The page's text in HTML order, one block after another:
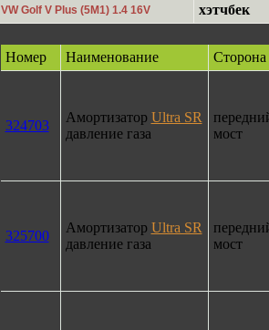
VW Golf V Plus (5M1) 1.4 16V хэтчбек
Номер Наименование Сторона
324703
Амортизатор Ultra SR
давление газа
мост
325700
Амортизатор Ultra SR
давление газа
мост